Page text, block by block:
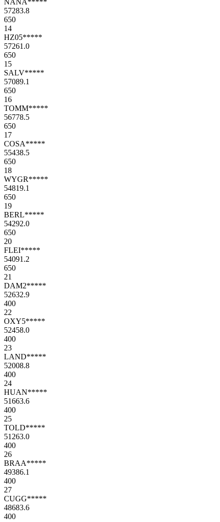
NANA*****
57283.8
650
14
HZ05*****
57261.0
650
15
SALV*****
57089.1
650
16
TOMM*****
56778.5
650
17
COSA*****
55438.5
650
18
WYGR*****
54819.1
650
19
BERL*****
54292.0
650
20
FLEI*****
54091.2
650
21
DAM2*****
52632.9
400
22
OXY5*****
52458.0
400
23
LAND*****
52008.8
400
24
HUAN*****
51663.6
400
25
TOLD*****
51263.0
400
26
BRAA*****
49386.1
400
27
CUGG*****
48683.6
400